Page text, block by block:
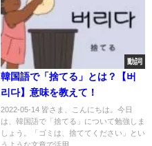
動詞
韓国語で「捨てる」とは？【버
리다】意味を教えて！
2022-05-14 皆さま、こんにちは。今日
は、韓国語で「捨てる」について勉強しま
しょう。「ゴミは、捨ててください」とい